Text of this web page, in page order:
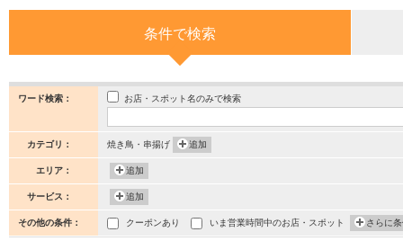
条件で検索
ワード検索： お店・スポット名のみで検索
カテゴリ： 焼き鳥・串揚げ 追加
エリア： 追加
サービス： 追加
その他の条件： クーポンあり いま営業時間中のお店・スポット さらに